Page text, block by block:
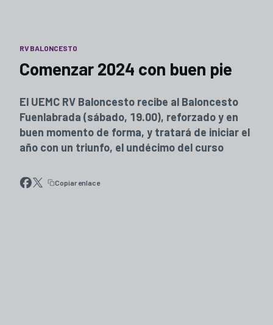
RV BALONCESTO
Comenzar 2024 con buen pie
El UEMC RV Baloncesto recibe al Baloncesto
Fuenlabrada (sábado, 19.00), reforzado y en
buen momento de forma, y tratará de iniciar el
año con un triunfo, el undécimo del curso
Copiar enlace